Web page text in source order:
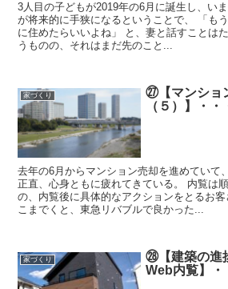
3人目の子どもが2019年の6月に誕生し、い
が将来的に手狭になるということで、 「も
に住めたらいいよね」 と、妻と話すことは
うものの、それはまだ先のこと...
家づくり
㉗【マンショ
（５）】・
去年の6月からマンション売却を進めていて
正直、心身ともに疲れてきている。 内覧は
の、内覧後に具体的なアクションをとるお
こまでくと、東急リバブルで良かった...
家づくり
㉘【建築の進
Web内覧】・